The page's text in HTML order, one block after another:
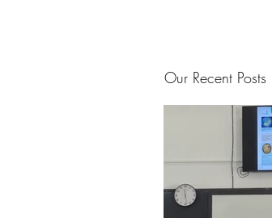
Our Recent Posts